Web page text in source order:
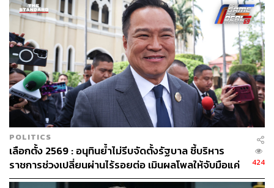
POLITICS
เลือกตั้ง 2569 : อนุทินย้ำไม่รีบจัดตั้งรัฐบาล ชี้บริหาร
ราชการช่วงเปลี่ยนผ่านไร้รอยต่อ เมินผลโพลให้จับมือแค่
เพื่อไทย ขอรอความชัดเจนจำนวน สส. ก่อนขยับ
424